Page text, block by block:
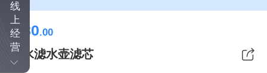
￥ 80.00
零水滤水壶滤芯
线
上
经
营